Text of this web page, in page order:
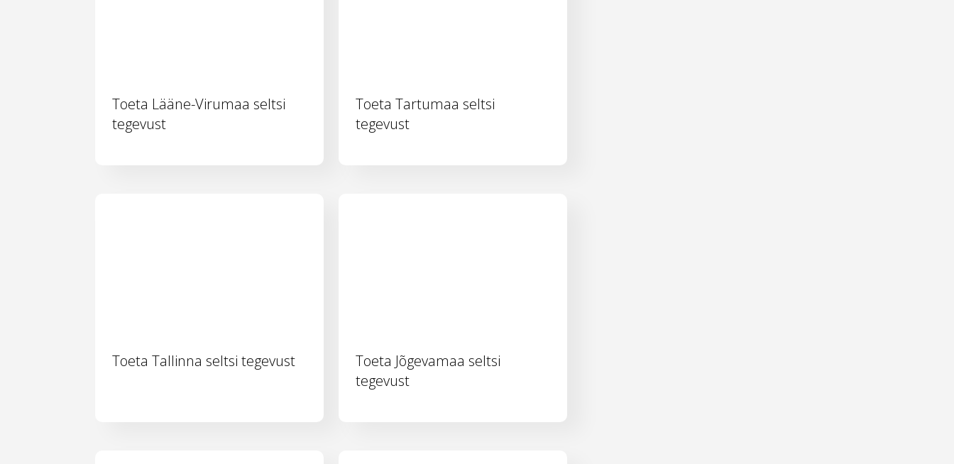
Toeta Lääne-Virumaa seltsi
tegevust
Toeta Tartumaa seltsi
tegevust
Toeta Tallinna seltsi tegevust
Toeta Jõgevamaa seltsi
tegevust